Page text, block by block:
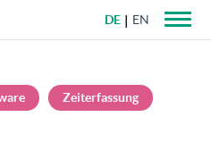
DE EN
Zeiterfassung